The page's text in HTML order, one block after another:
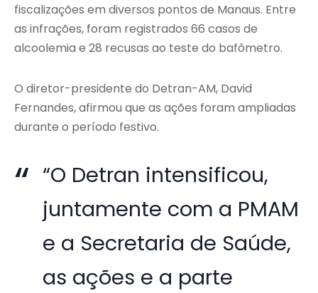
fiscalizações em diversos pontos de Manaus. Entre
as infrações, foram registrados 66 casos de
alcoolemia e 28 recusas ao teste do bafômetro.
O diretor-presidente do Detran-AM, David
Fernandes, afirmou que as ações foram ampliadas
durante o período festivo.
“O Detran intensificou,
juntamente com a PMAM
e a Secretaria de Saúde,
as ações e a parte